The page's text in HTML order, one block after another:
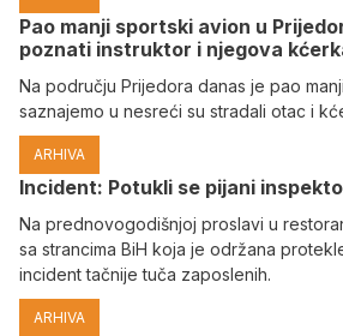
Pao manji sportski avion u
poznati instruktor i njegova
Na području Prijedora danas je pao
saznajemo u nesreći su stradali otac i
ARHIVA
Incident: Potukli se pijani
Na prednovogodišnjoj proslavi u
sa strancima BiH koja je održana
incident tačnije tuča zaposlenih.
ARHIVA